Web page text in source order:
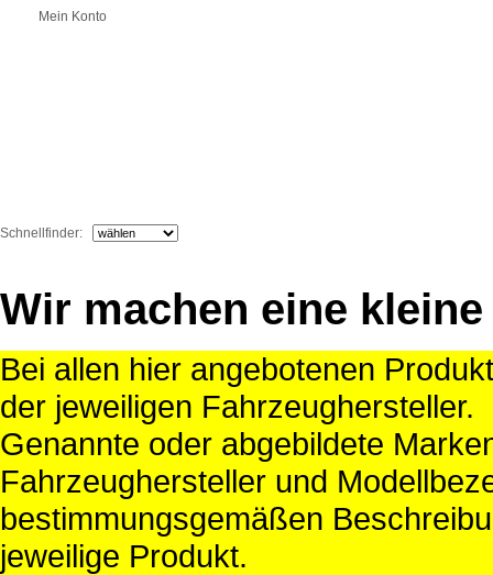
Mein Konto
Schnellfinder:
Wir machen eine kleine
Bei allen hier angebotenen
der jeweiligen Fahrzeughersteller.
Genannte oder abgebildete
Fahrzeughersteller und
bestimmungsgemäßen
jeweilige Produkt.